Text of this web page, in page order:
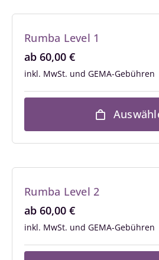
Rumba Level 1
ab 60,00 €
inkl. MwSt.
Rumba Level 2
ab 60,00 €
inkl. MwSt.